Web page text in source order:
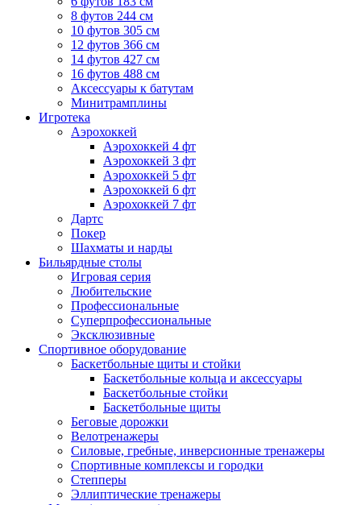
8 футов 244 см
10 футов 305 см
12 футов 366 см
14 футов 427 см
16 футов 488 см
Аксессуары к батутам
Минитрамплины
Игротека
Аэрохоккей
Аэрохоккей 4 фт
Аэрохоккей 3 фт
Аэрохоккей 5 фт
Аэрохоккей 6 фт
Аэрохоккей 7 фт
Дартс
Покер
Шахматы и нарды
Бильярдные столы
Игровая серия
Любительские
Профессиональные
Суперпрофессиональные
Эксклюзивные
Спортивное оборудование
Баскетбольные щиты и стойки
Баскетбольные кольца и аксессуары
Баскетбольные стойки
Баскетбольные щиты
Беговые дорожки
Велотренажеры
Силовые, гребные, инверсионные тренажеры
Спортивные комплексы и городки
Степперы
Эллиптические тренажеры